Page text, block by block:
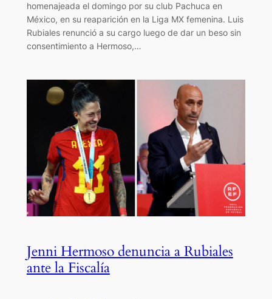
homenajeada el domingo por su club Pachuca en
México, en su reaparición en la Liga MX femenina. Luis
Rubiales renunció a su cargo luego de dar un beso sin
consentimiento a Hermoso,…
Jenni Hermoso denuncia a Rubiales
ante la Fiscalía